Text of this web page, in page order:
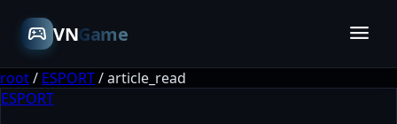
sports_esports VNGame menu
root/ ESPORT/article_read
ESPORT